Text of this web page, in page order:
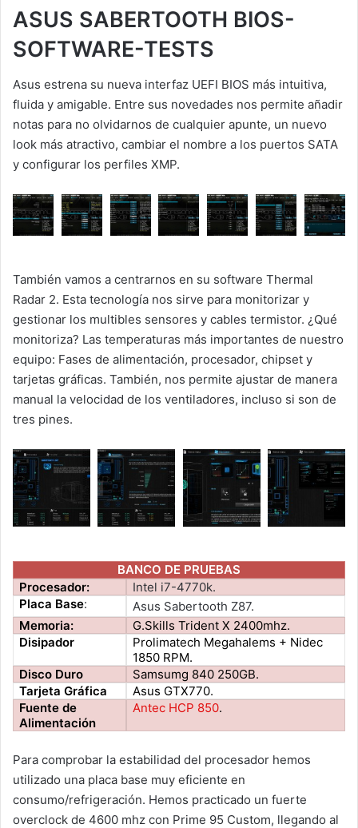
ASUS SABERTOOTH BIOS-
SOFTWARE-TESTS
Asus estrena su nueva interfaz UEFI BIOS más intuitiva,
fluida y amigable. Entre sus novedades nos permite añadir
notas para no olvidarnos de cualquier apunte, un nuevo
look más atractivo, cambiar el nombre a los puertos SATA
y configurar los perfiles XMP.
También vamos a centrarnos en su software Thermal
Radar 2. Esta tecnología nos sirve para monitorizar y
gestionar los multibles sensores y cables termistor. ¿Qué
monitoriza? Las temperaturas más importantes de nuestro
equipo: Fases de alimentación, procesador, chipset y
tarjetas gráficas. También, nos permite ajustar de manera
manual la velocidad de los ventiladores, incluso si son de
tres pines.
BANCO DE PRUEBAS
Procesador:
Intel i7-4770k.
Placa Base:
Asus Sabertooth Z87.
Memoria:
G.Skills Trident X 2400mhz.
Disipador
Prolimatech Megahalems + Nidec
1850 RPM.
Disco Duro
Samsumg 840 250GB.
Tarjeta Gráfica
Asus GTX770.
Fuente de
Alimentación
Antec HCP 850.
Para comprobar la estabilidad del procesador hemos
utilizado una placa base muy eficiente en
consumo/refrigeración. Hemos practicado un fuerte
overclock de 4600 mhz con Prime 95 Custom, llegando al